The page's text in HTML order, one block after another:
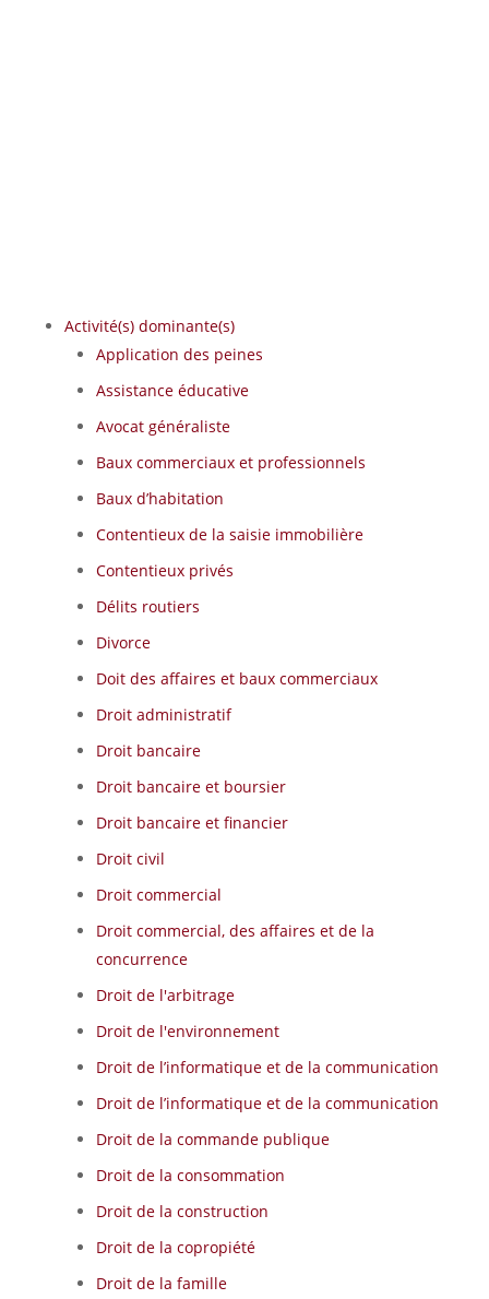
Activité(s) dominante(s)
Application des peines
Assistance éducative
Avocat généraliste
Baux commerciaux et professionnels
Baux d’habitation
Contentieux de la saisie immobilière
Contentieux privés
Délits routiers
Divorce
Doit des affaires et baux commerciaux
Droit administratif
Droit bancaire
Droit bancaire et boursier
Droit bancaire et financier
Droit civil
Droit commercial
Droit commercial, des affaires et de la
concurrence
Droit de l'arbitrage
Droit de l'environnement
Droit de l’informatique et de la communication
Droit de l’informatique et de la communication
Droit de la commande publique
Droit de la consommation
Droit de la construction
Droit de la copropiété
Droit de la famille